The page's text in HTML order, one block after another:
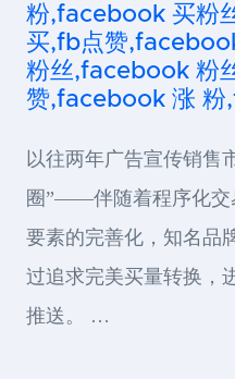
粉,facebook 买粉
买,fb点赞
粉丝,facebook 粉
赞,facebook 涨 粉
以往两年广告宣传销售
圈”——伴随着程序化交
要素的完善化，知名品
过追求完美买量转换，
推送。 …